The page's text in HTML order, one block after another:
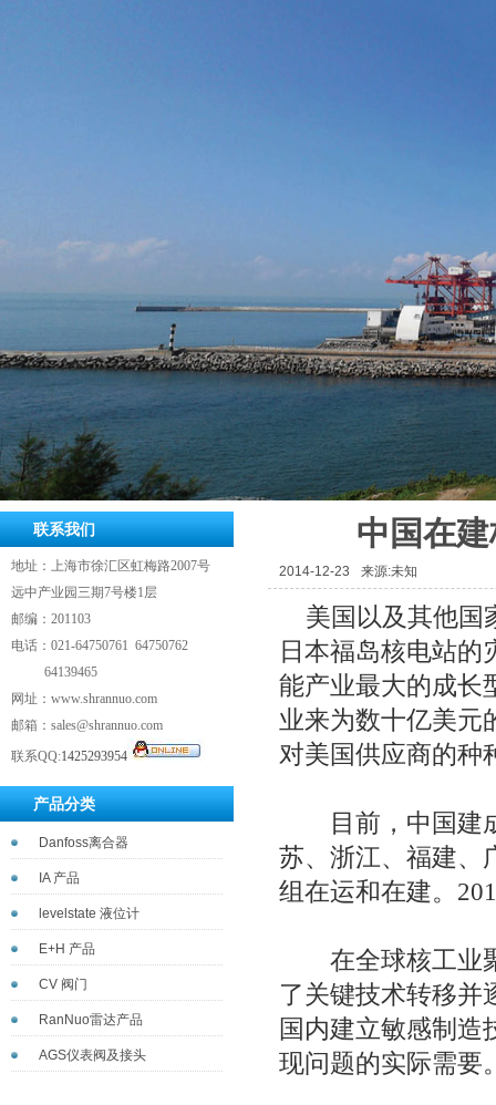
联系我们
地址：上海市徐汇区虹梅路2007号
远中产业园三期7号楼1层
邮编：201103
电话：021-64750761 64750762
64139465
网址：www.shrannuo.com
邮箱：sales@shrannuo.com
联系QQ:1425293954
产品分类
Danfoss离合器
IA 产品
levelstate 液位计
E+H 产品
CV 阀门
RanNuo雷达产品
AGS仪表阀及接头
中国在
2014-12-23 来源:未知
美国以及其他国
日本福岛核电站
能产业最大的成长
业来为数十亿美元
对美国供应商的种
目前，中国建成
苏、浙江、福建、
组在运和在建。
在全球核工业聚
了关键技术转移并
国内建立敏感制造
现问题的实际需要